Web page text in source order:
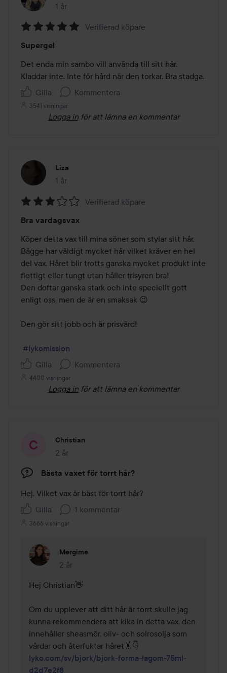
1 år
Inlägget skapades 1 år
5
av
5
Verifierad köpare
Supergel
Det enda min sambo vill använda till sitt hår.
Kladdar inte. Inte för hård när den torkar. Bra stadga.
Gilla
Kommentera
3541 visningar
Logga in för att lämna en kommentar
Liza
1 år
Inlägget skapades 1 år
3
av
5
Verifierad köpare
Bra vardagsvax
Köper detta vax till mina söner som stylar sitt hår.
Bägge har väldigt mycket hår vilket kräver en hel
del vax. Håret blir trotts ganska mycket produkt inte
flottigt eller tungt utan håller frisyren bra!
Den doftar ganska stark och inte speciellt gott
enligt oss, men de är en smaksak 😉
Den gör sitt jobb och är prisvärd!
#lykomission
Gilla
Kommentera
4400 visningar
Logga in för att lämna en kommentar
Christian
2 år
Inlägget skapades 2 år
Bästa vaxet för torrt hår?
Hej. Vilket vax är bäst för torrt hår?
Gilla
1 kommentar
3666 visningar
Mergime
2 år
Kommentaren lades 2 år
Hej Christian👋
Om du upplever att ditt hår är torrt skulle jag
kunna rekommendera att kika in detta vax, den
innehåller sheasmör, oliv- och solrosolja som
lyko.com/sv/bjork/bjork-forma-lagom-75ml-
d2d7e2f8